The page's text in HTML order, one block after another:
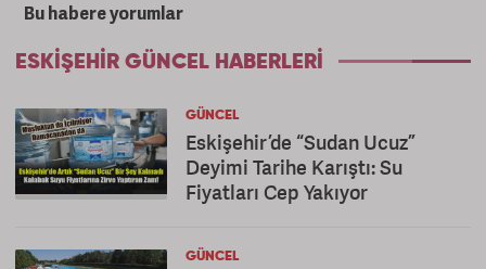
Bu habere yorumlar
ESKIŞEHIR GÜNCEL HABERLERI
GÜNCEL
Eskişehir’de “Sudan Ucuz”
Deyimi Tarihe Karıştı: Su
Fiyatları Cep Yakıyor
GÜNCEL